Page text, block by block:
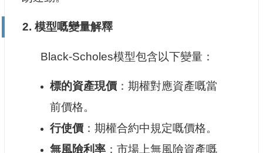
2. 模型嘅變量解釋
Black-Scholes模型包含以下變量：
標的資產現價：期權對應資產嘅當
前價格。
行使價：期權合約中規定嘅價格。
無風險利率：市場上無風險資產嘅